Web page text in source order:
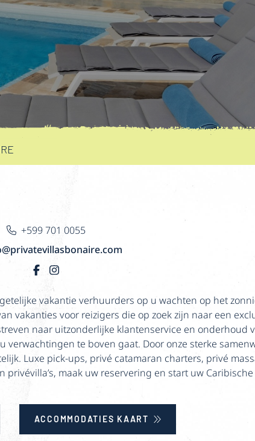
+599 701 0055
vakantie verhuurders op u wachten op het
vakanties voor reizigers die op zoek zijn naar een
naar uitzonderlijke klantenservice en onderhoud
te boven gaat. Door onze sterke
Luxe pick-ups, privé catamaran charters, privé
maak uw reservering en start uw
ACCOMMODATIES KAART